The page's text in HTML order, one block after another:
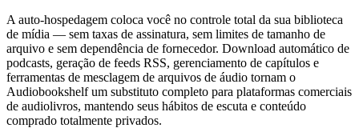
A auto-hospedagem coloca você no controle total da sua biblioteca
de mídia — sem taxas de assinatura, sem limites de tamanho de
arquivo e sem dependência de fornecedor. Download automático de
podcasts, geração de feeds RSS, gerenciamento de capítulos e
ferramentas de mesclagem de arquivos de áudio tornam o
Audiobookshelf um substituto completo para plataformas comerciais
de audiolivros, mantendo seus hábitos de escuta e conteúdo
comprado totalmente privados.